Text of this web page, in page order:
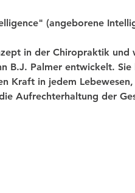
(angeborene
in der Chiropraktik und
B.J. Palmer entwickelt.
Kraft in jedem
Aufrechterhaltung der